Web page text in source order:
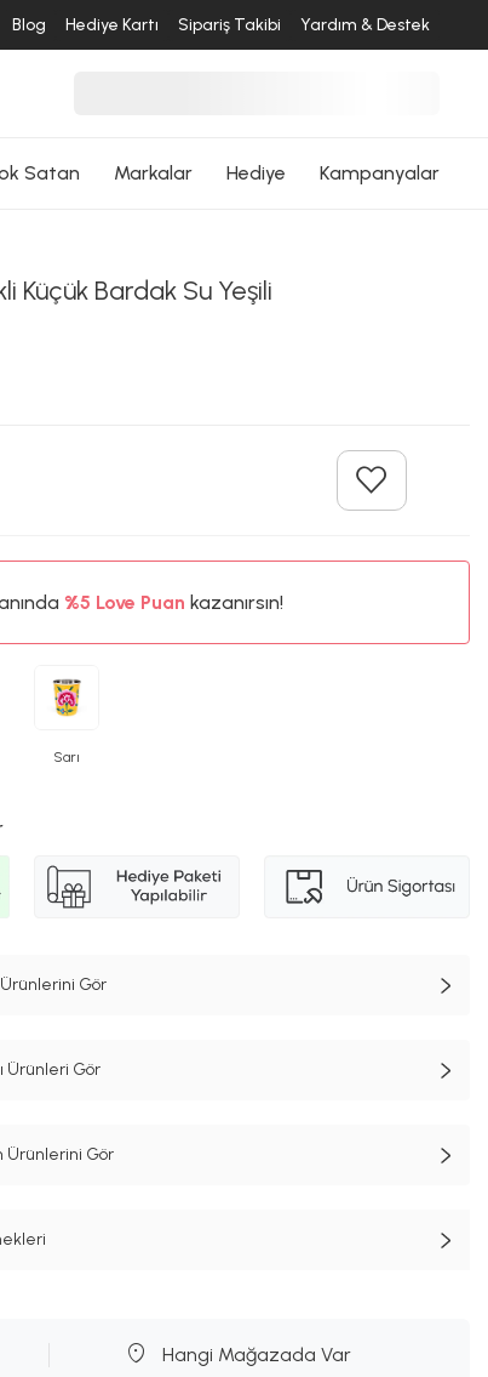
Blog Hediye Kartı Sipariş Takibi Yardım & Destek
Satan Markalar Hediye Kampanyalar
Küçük Bardak Su Yeşili
13TLLove Puankazanırsın!
Sarı
Gör
Ürünleri Gör
Ürünlerini Gör
Hangi Mağazada Var